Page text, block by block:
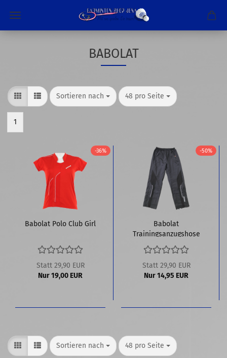
BABOLAT
Sortieren nach
Sortieren nach 48 pro Seite
pro Seite
1
-36%
Babolat Polo Club Girl
Statt 29,90 EUR
Nur 19,00 EUR
-50%
Babolat
Trainingsanzugshose
Kinder
Statt 29,90 EUR
Nur 14,95 EUR
Sortieren nach
Sortieren nach 48 pro Seite
pro Seite